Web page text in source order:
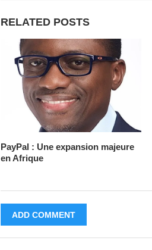
RELATED POSTS
PayPal : Une expansion majeure
en Afrique
ADD COMMENT